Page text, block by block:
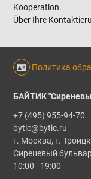
Kooperation.
Über Ihre
Политика
БАЙТИК
+7 (495) 955-94-70
bytic@bytic.ru
г. Москва, г.
Сиреневый
10:00 - 19:00